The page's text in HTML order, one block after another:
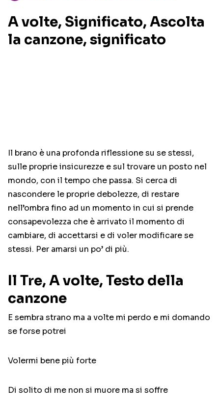
A volte, Significato, Ascolta
la canzone, significato
Il brano è una profonda riflessione su se stessi,
sulle proprie insicurezze e sul trovare un posto nel
mondo, con il tempo che passa. Si cerca di
nascondere le proprie debolezze, di restare
nell’ombra fino ad un momento in cui si prende
consapevolezza che è arrivato il momento di
cambiare, di accettarsi e di voler modificare se
stessi. Per amarsi un po’ di più.
Il Tre, A volte, Testo della
canzone
E sembra strano ma a volte mi perdo e mi domando
se forse potrei
Volermi bene più forte
Di solito di me non si muore ma si soffre